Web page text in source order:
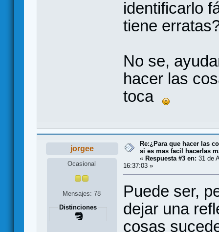
identificarlo
tiene
No se,
hacer las
toca
jorgee
Ocasional
Mensajes: 78
Distinciones
Re:¿Para que hacer las
si es mas facil hacerlas
« Respuesta #3 en: 31 de
16:37:03 »
Puede ser,
dejar una
cosas